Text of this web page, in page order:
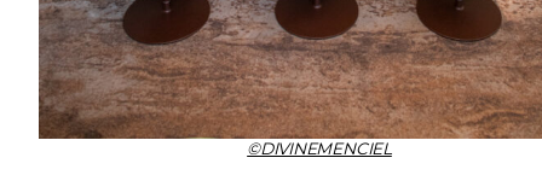
©DIVINEMENCIEL